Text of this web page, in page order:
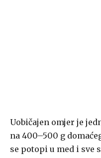
Uobičajen omjer je
na 400–500 g
se potopi u med i sve